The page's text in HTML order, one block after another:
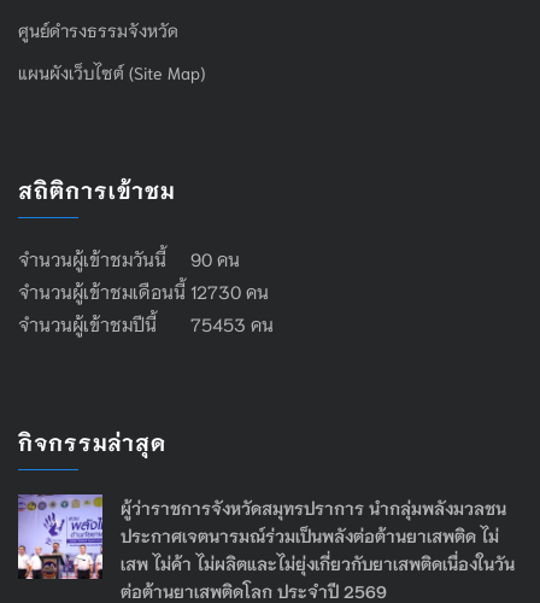
ศูนย์ดำรงธรรมจังหวัด
แผนผังเว็บไซต์ (Site Map)
สถิติการเข้าชม
จำนวนผู้เข้าชมวันนี้ 90 คน
จำนวนผู้เข้าชมเดือนนี้ 12730 คน
จำนวนผู้เข้าชมปีนี้ 75453 คน
กิจกรรมล่าสุด
ผู้ว่าราชการจังหวัดสมุทรปราการ นำกลุ่มพลังมวลชน
ประกาศเจตนารมณ์ร่วมเป็นพลังต่อต้านยาเสพติด ไม่
เสพ ไม่ค้า ไม่ผลิตและไม่ยุ่งเกี่ยวกับยาเสพติดเนื่องในวัน
ต่อต้านยาเสพติดโลก ประจำปี 2569